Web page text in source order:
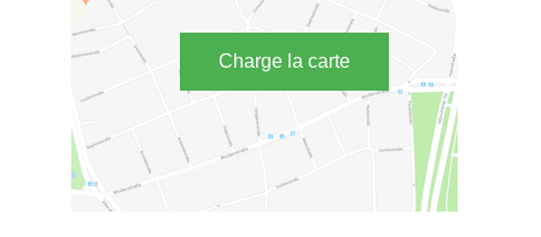
Charge la carte